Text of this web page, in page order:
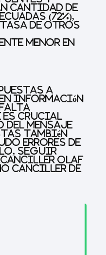
cantidad de
(72%),
de otros
menor en
a
información
falta
es crucial
del mensaje
también
errores de
seguir
Olaf
canciller de